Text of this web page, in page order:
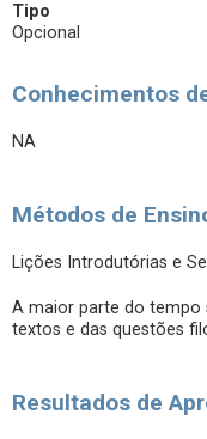
Tipo
Opcional
Conhecimentos
NA
Métodos de
Lições Introdutórias e
A maior parte do tempo
textos e das questões
Resultados de